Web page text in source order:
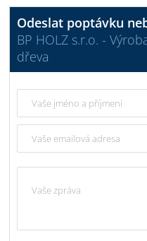
Odeslat poptávku
BP HOLZ s.r.o. -
dřeva